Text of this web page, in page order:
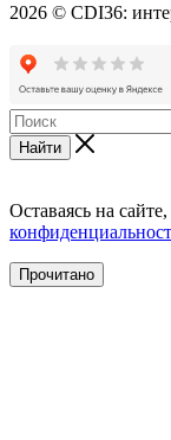
2026 © CDI36:
Найти
Оставаясь на
Прочитано